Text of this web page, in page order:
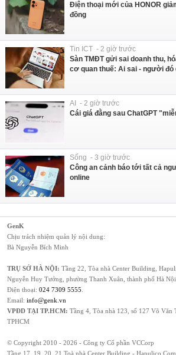
Điện thoại mới của HONOR
đồng
Tin ICT - 2 giờ trước
Sàn TMĐT gửi sai doanh thu,
cơ quan thuế: Ai sai - người đó
AI - 2 giờ trước
Cái giá đằng sau ChatGPT
Sống - 3 giờ trước
Công an cảnh báo tới tất cả
online
GenK
Chịu trách nhiệm quản lý nội dung:
Bà Nguyễn Bích Minh
TRỤ SỞ HÀ NỘI: Tầng 22, Tòa nhà Center Building,
Nguyễn Huy Tưởng, phường Thanh Xuân, thành phố Hà Nội
Điện thoại: 024 7309 5555
Email: info@genk.vn
VPĐD TẠI TP.HCM: Tầng 4, Tòa nhà 123, số 127 Võ Văn
TPHCM
© Copyright 2010 - 2026 - Công ty Cổ phần VCCorp
Tầng 17, 19, 20, 21 Toà nhà Center Building - Hapulico